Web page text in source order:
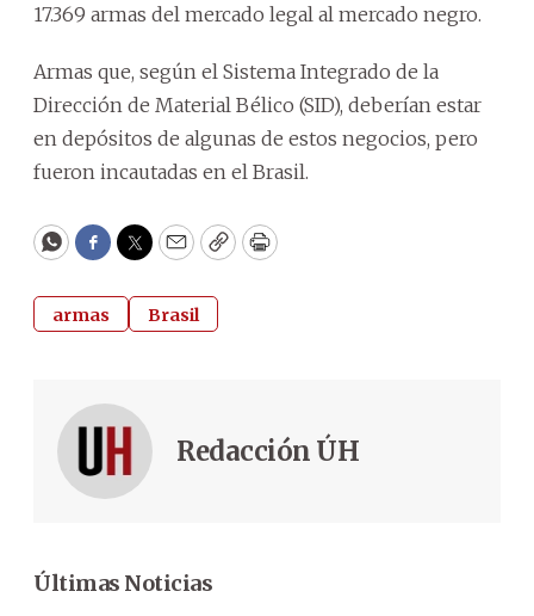
17.369 armas del mercado legal al mercado negro.
Armas que, según el Sistema Integrado de la
Dirección de Material Bélico (SID), deberían estar
en depósitos de algunas de estos negocios, pero
fueron incautadas en el Brasil.
WhatsApp
Facebook
Twitter
EmailCopyPrint
armas Brasil
Redacción ÚH
Últimas Noticias